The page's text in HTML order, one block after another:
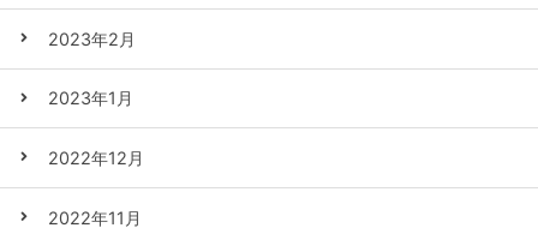
2023年2月
2023年1月
2022年12月
2022年11月